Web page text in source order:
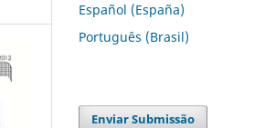
Español (España)
Português (Brasil)
Enviar Submissão